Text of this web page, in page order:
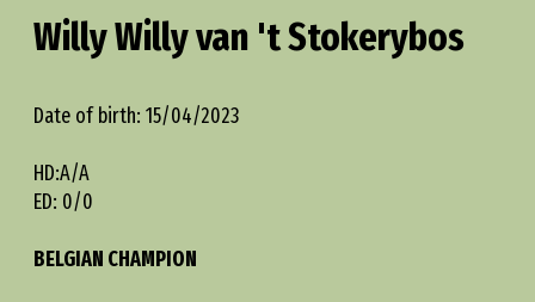
Willy Willy van 't Stokerybos
Date of birth: 15/04/2023
HD:A/A
ED: 0/0
BELGIAN CHAMPION